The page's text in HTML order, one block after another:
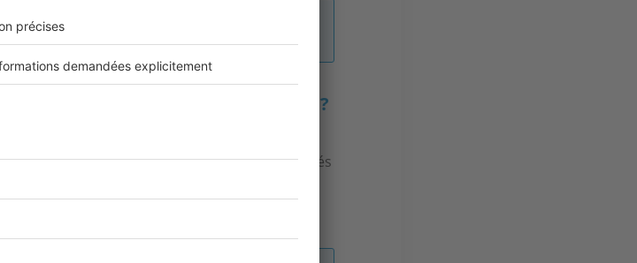
à 3 541 €.
à un frein à la vente d’un bien ?
un appartement. Les autres biens sont classés
E, j’ai quand même des appels. Pour
énergétique.